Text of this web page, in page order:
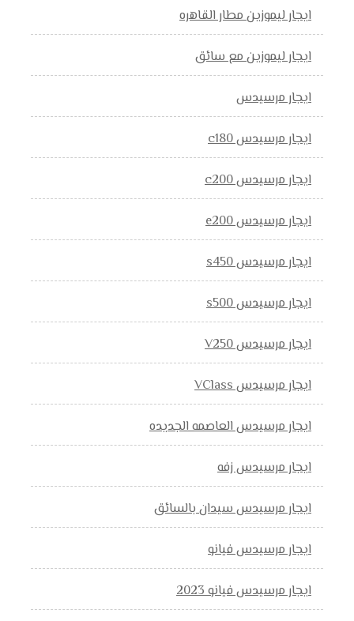
ايجار ليموزين مطار القاهره
ايجار ليموزين مع سائق
ايجار مرسيدس
ايجار مرسيدس c180
ايجار مرسيدس c200
ايجار مرسيدس e200
ايجار مرسيدس s450
ايجار مرسيدس s500
ايجار مرسيدس V250
ايجار مرسيدس VClass
ايجار مرسيدس العاصمه الجديده
ايجار مرسيدس زفه
ايجار مرسيدس سيدان بالسائق
ايجار مرسيدس فيانو
ايجار مرسيدس فيانو 2023